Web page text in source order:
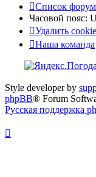
Список
Часовой пояс:
Удалить
Наша команда
Style developer by
phpBB® Forum
Русская поддержка